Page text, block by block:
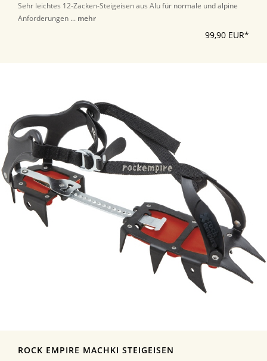
Sehr leichtes 12-Zacken-Steigeisen aus Alu für normale und alpine
Anforderungen ... mehr
99,90 EUR*
ROCK EMPIRE MACHKI STEIGEISEN